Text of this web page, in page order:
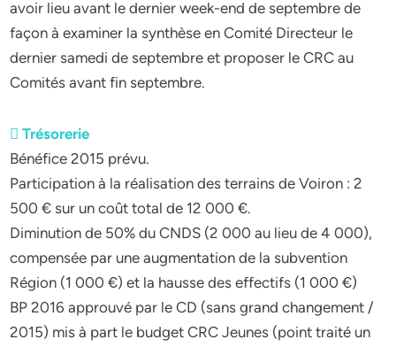
avoir lieu avant le dernier week-end de septembre de
façon à examiner la synthèse en Comité Directeur le
dernier samedi de septembre et proposer le CRC au
Comités avant fin septembre.
 Trésorerie
Bénéfice 2015 prévu.
Participation à la réalisation des terrains de Voiron : 2
500 € sur un coût total de 12 000 €.
Diminution de 50% du CNDS (2 000 au lieu de 4 000),
compensée par une augmentation de la subvention
Région (1 000 €) et la hausse des effectifs (1 000 €)
BP 2016 approuvé par le CD (sans grand changement /
2015) mis à part le budget CRC Jeunes (point traité un